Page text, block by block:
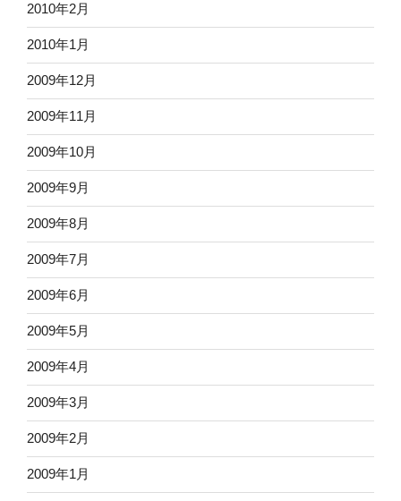
2010年2月
2010年1月
2009年12月
2009年11月
2009年10月
2009年9月
2009年8月
2009年7月
2009年6月
2009年5月
2009年4月
2009年3月
2009年2月
2009年1月